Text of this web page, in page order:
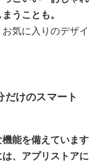
うことも。
気に入りのデザイ
だけのスマート
能を備えています
、アプリストアに